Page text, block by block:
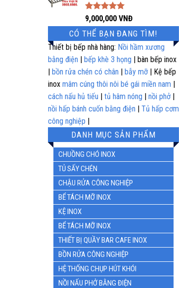
Được xếp
hạng5.00
5 sao
9,000,000 VNĐ
CÓ THỂ BẠN ĐANG TÌM!
Thiết bị bếp nhà hàng: Nồi hầm xương
bằng điện | bếp khè 3 họng | bàn bếp inox
| bồn rửa chén có chân | bẫy mỡ | Kệ bếp
inox mâm cúng thôi nôi bé gái miền nam |
cách nấu hủ tiếu | tủ hâm nóng | nồi phở |
nồi hấp bánh cuốn bằng điện | Tủ hấp cơm
công nghiệp |
DANH MỤC SẢN PHẨM
CHUỒNG CHÓ INOX
TỦ SẤY CHÉN
CHẬU RỬA CÔNG NGHIỆP
BỂ TÁCH MỠ INOX
KỆ INOX
BỂ TÁCH MỠ INOX
THIẾT BỊ QUẦY BAR CAFE INOX
BỒN RỬA CÔNG NGHIỆP
HỆ THỐNG CHỤP HÚT KHÓI
NỒI NẤU PHỞ BẰNG ĐIỆN